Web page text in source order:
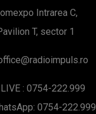
Intrarea C,
T, sector 1
LIVE : 0754-222.999
0754-222.999